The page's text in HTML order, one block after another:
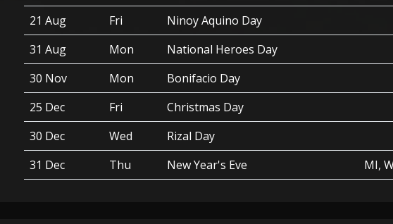
21 Aug
Fri
Ninoy Aquino Day
31 Aug
Mon
National Heroes Day
30 Nov
Mon
Bonifacio Day
25 Dec
Fri
Christmas Day
30 Dec
Wed
Rizal Day
31 Dec
Thu New Year's Eve MI,